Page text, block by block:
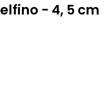
- 4, 5 cm